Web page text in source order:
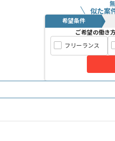
似た案
希望条件
ご希望の働き
フリーランス